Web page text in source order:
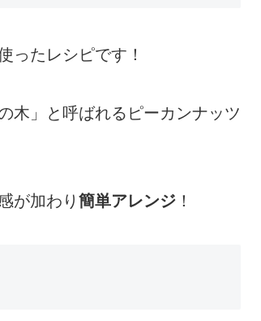
ったレシピです！
木」と呼ばれるピーカンナッツ
が加わり 簡単アレンジ ！